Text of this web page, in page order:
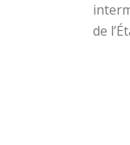
de